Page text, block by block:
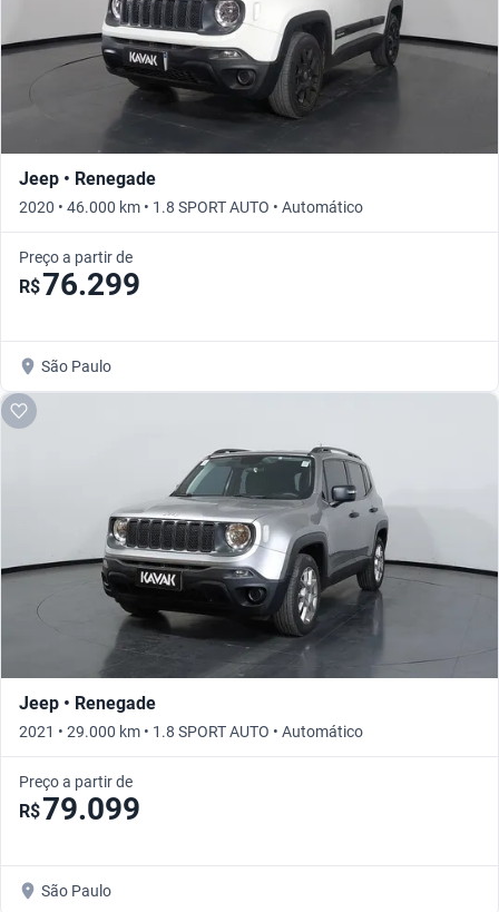
Jeep • Renegade
2020 • 46.000 km • 1.8 SPORT AUTO • Automático
Preço a partir de
R$76.299
São Paulo
Jeep • Renegade
2021 • 29.000 km • 1.8 SPORT AUTO • Automático
Preço a partir de
R$79.099
São Paulo